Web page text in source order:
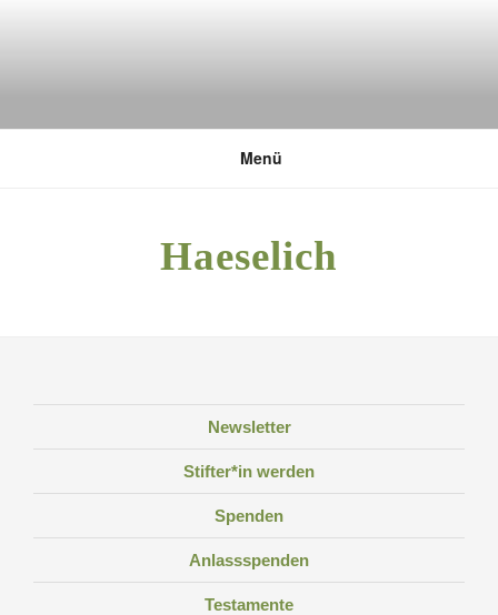
DEUTSCHE UMWELTSTIFTUNG
Menü
Haeselich
Newsletter
Stifter*in werden
Spenden
Anlassspenden
Testamente